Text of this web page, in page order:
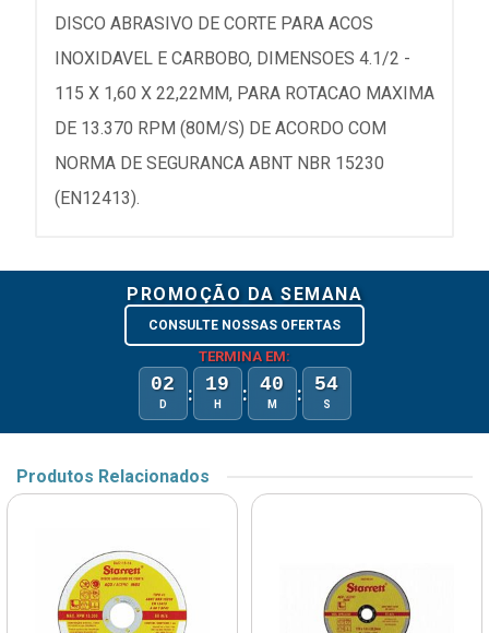
DISCO ABRASIVO DE CORTE PARA ACOS
INOXIDAVEL E CARBOBO, DIMENSOES 4.1/2 -
115 X 1,60 X 22,22MM, PARA ROTACAO MAXIMA
DE 13.370 RPM (80M/S) DE ACORDO COM
NORMA DE SEGURANCA ABNT NBR 15230
(EN12413).
PROMOÇÃO DA SEMANA
CONSULTE NOSSAS OFERTAS
TERMINA EM:
02
D : 19
H : 40
M : 54
S
Produtos Relacionados